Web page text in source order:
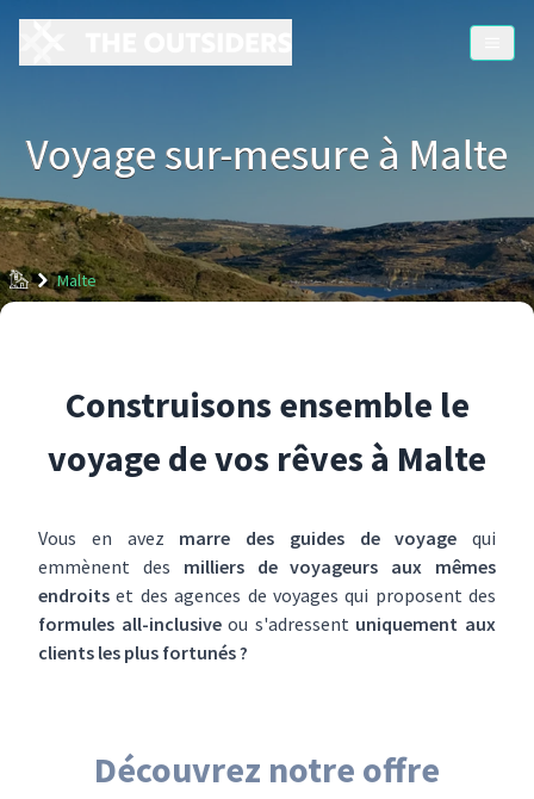
Voyage sur-mesure à Malte
Accueil
Malte
Construisons ensemble le
voyage de vos rêves à Malte
Vous en avez marre des guides de voyage qui
emmènent des milliers de voyageurs aux mêmes
endroits et des agences de voyages qui proposent des
formules all-inclusiveou s'adressent uniquement aux
clients les plus fortunés ?
Découvrez notre offre